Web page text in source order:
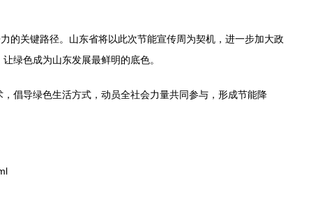
的关键路径。山东省将以此次节能宣传周为契机，进一步加大政
绿色成为山东发展最鲜明的底色。
倡导绿色生活方式，动员全社会力量共同参与，形成节能降